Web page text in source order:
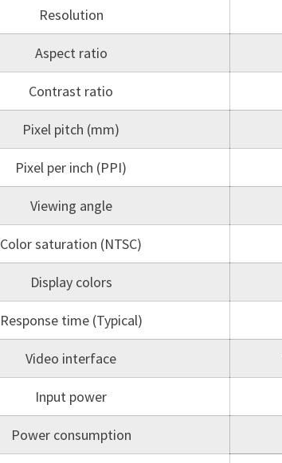
Resolution
Aspect ratio
Contrast ratio
Pixel pitch (mm)
Pixel per inch (PPI)
Viewing angle
Color saturation (NTSC)
Display colors
Response time (Typical)
Video interface
Input power
Power consumption